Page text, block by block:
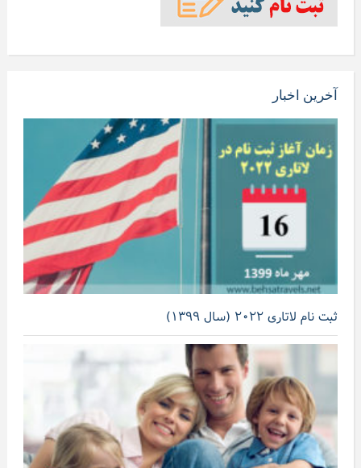
آخرین اخبار
ثبت نام لاتاری ۲۰۲۲ (سال ۱۳۹۹)